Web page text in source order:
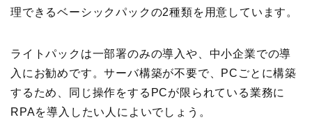
理できるベーシックパックの2種類を用意しています。
ライトパックは一部署のみの導入や、中小企業での導
入にお勧めです。サーバ構築が不要で、PCごとに構築
するため、同じ操作をするPCが限られている業務に
RPAを導入したい人によいでしょう。